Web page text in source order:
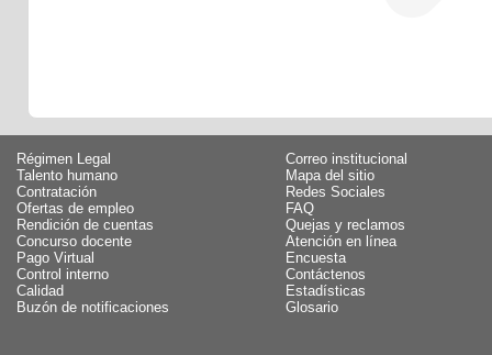
Régimen Legal
Talento humano
Contratación
Ofertas de empleo
Rendición de cuentas
Concurso docente
Pago Virtual
Control interno
Calidad
Buzón de notificaciones
Correo institucional
Mapa del sitio
Redes Sociales
FAQ
Quejas y reclamos
Atención en línea
Encuesta
Contáctenos
Estadísticas
Glosario